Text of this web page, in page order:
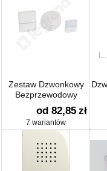
Zestaw Dzwonkowy
Bezprzewodowy
od 82,85 zł
7 wariantów